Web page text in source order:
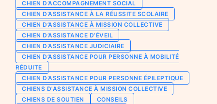
Chien d’assistance pour personne
épileptique
CHIENS À MISSION COLLECTIVE
Chien d’assistance d’accompagnement
social
Chien d’assistance à la réussite scolaire
Chien d’assistance judiciaire
Je deviens mécène ou partenaire
Ils nous soutiennent
Je m’engage / j’engage mes collaborateurs
Je lance une collecte
J’engage mes clients
CHIEN D’ACCOMPAGNEMENT SOCIAL
CHIEN D’ASSISTANCE À LA RÉUSSITE SCOLAIRE
CHIEN D’ASSISTANCE À MISSION COLLECTIVE
CHIEN D’ASSISTANCE D’ÉVEIL
CHIEN D’ASSISTANCE JUDICIAIRE
CHIEN D’ASSISTANCE POUR PERSONNE À MOBILITÉ
RÉDUITE
CHIEN D’ASSISTANCE POUR PERSONNE ÉPILEPTIQUE
CHIENS D'ASSISTANCE À MISSION COLLECTIVE
CHIENS DE SOUTIEN
CONSEILS